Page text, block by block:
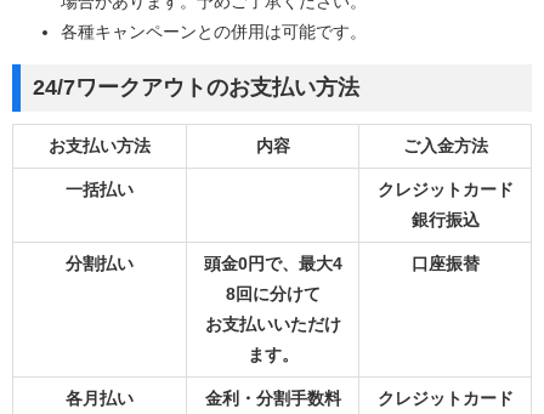
各種キャンペーンとの併用は可能です。
24/7ワークアウトのお支払い方法
お支払い方法 内容 ご入金方法
一括払い
クレジットカード
銀行振込
分割払い
頭金0円で、最大4
8回に分けて
お支払いいただけ
ます。
口座振替
各月払い
金利・分割手数料
クレジットカード